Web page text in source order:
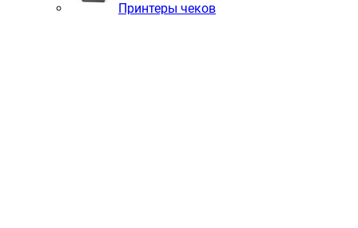
Принтеры чеков